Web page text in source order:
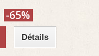
-65%
Détails